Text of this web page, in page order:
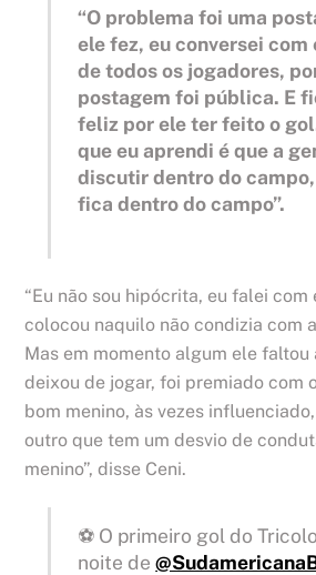
“O problema foi uma
ele fez, eu conversei com
de todos os jogadores,
postagem foi pública. E
feliz por ele ter feito o
que eu aprendi é que a
discutir dentro do
fica dentro do campo”.
“Eu não sou hipócrita, eu falei com
colocou naquilo não condizia com
Mas em momento algum ele faltou
deixou de jogar, foi premiado com
bom menino, às vezes
outro que tem um desvio de
menino”, disse Ceni.
⚽️ O primeiro gol do
noite de